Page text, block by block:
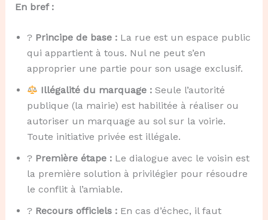
En bref :
? Principe de base :La rue est un espace public
qui appartient à tous. Nul ne peut s’en
approprier une partie pour son usage exclusif.
Illégalité du marquage :Seule l’autorité
publique (la mairie) est habilitée à réaliser ou
autoriser un marquage au sol sur la voirie.
Toute initiative privée est illégale.
? Première étape :Le dialogue avec le voisin est
la première solution à privilégier pour résoudre
le conflit à l’amiable.
? Recours officiels :En cas d’échec, il faut